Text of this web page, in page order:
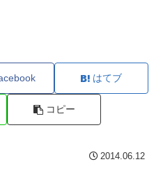
はてブ
コピー
2014.06.12